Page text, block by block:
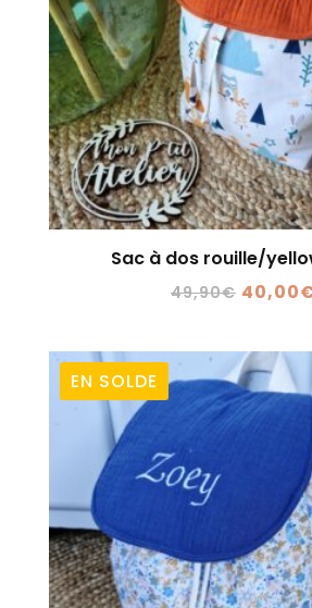
Sac à dos rouille/
49,90€ Le
initial
était :
40,00
EN SOLDE